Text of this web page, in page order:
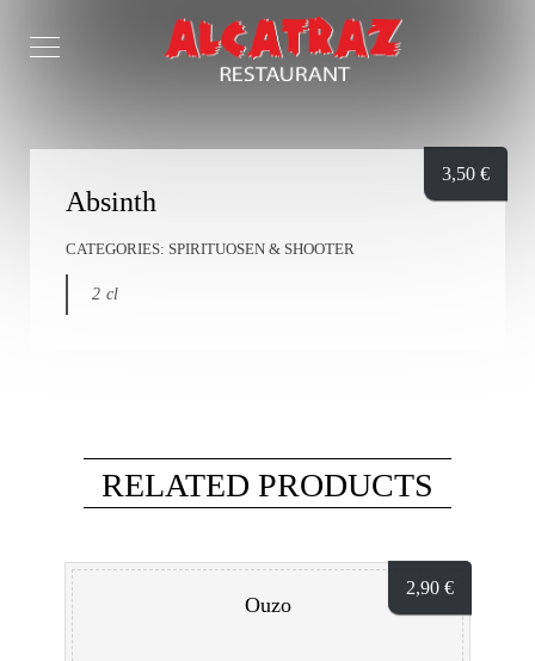
Absinth
CATEGORIES: SPIRITUOSEN & SHOOTER
2 cl
3,50 €
RELATED PRODUCTS
2,90 €
Ouzo